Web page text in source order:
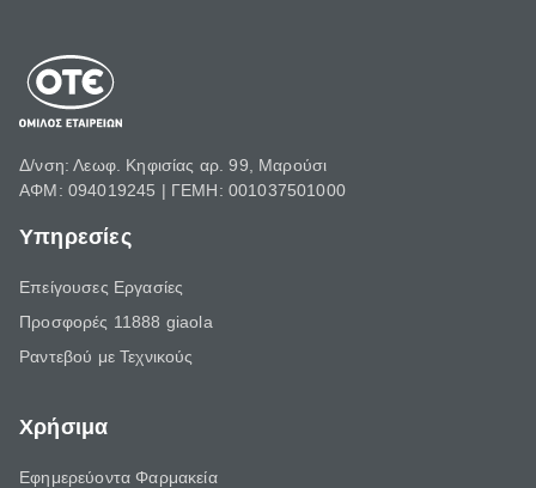
Δ/νση: Λεωφ. Κηφισίας αρ. 99, Μαρούσι
ΑΦΜ: 094019245 | ΓΕΜΗ: 001037501000
Υπηρεσίες
Επείγουσες Εργασίες
Προσφορές 11888 giaola
Ραντεβού με Τεχνικούς
Χρήσιμα
Εφημερεύοντα Φαρμακεία